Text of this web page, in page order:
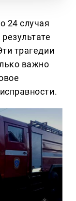
24 случая
трагедии
важно